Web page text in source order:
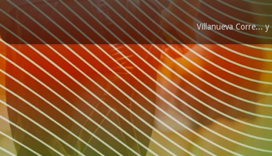
Villanueva Corre...